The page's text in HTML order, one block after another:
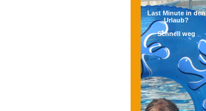
Last Minute in den
Urlaub?
Schnell weg